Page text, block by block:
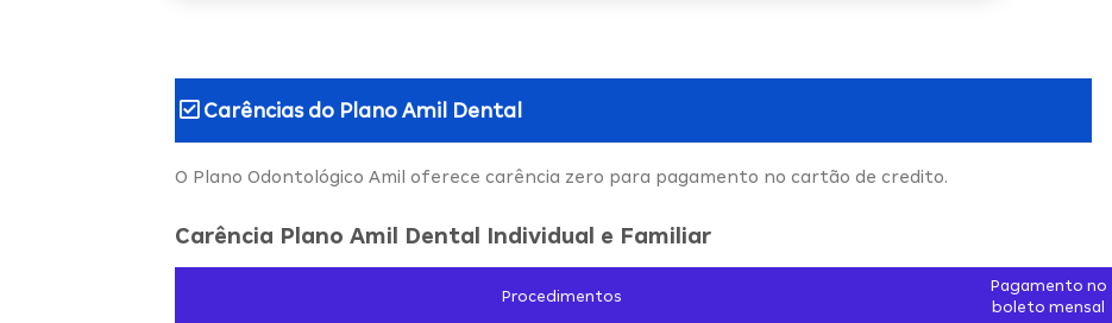
Carências do Plano Amil Dental
O Plano Odontológico Amil oferece carência zero para pagamento no cartão de credito.
Carência Plano Amil Dental Individual e Familiar
Procedimentos
Pagamento no
boleto mensal